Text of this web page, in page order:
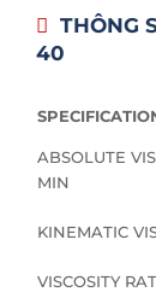
THÔNG
40
ABSOLUTE
MIN
KINEMATIC
VISCOSITY